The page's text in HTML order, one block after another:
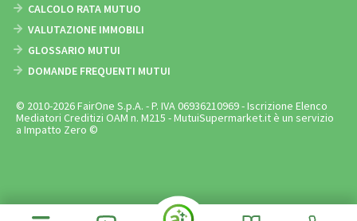
CALCOLO RATA MUTUO
VALUTAZIONE IMMOBILI
GLOSSARIO MUTUI
DOMANDE FREQUENTI MUTUI
© 2010-2026 FairOne S.p.A. - P. IVA 06936210969 - Iscrizione Elenco
Mediatori Creditizi OAM n. M215 - MutuiSupermarket.it è un servizio
a Impatto Zero ©